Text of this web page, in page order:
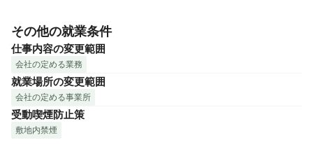
その他の就業条件
仕事内容の変更範囲
会社の定める業務
就業場所の変更範囲
会社の定める事業所
受動喫煙防止策
敷地内禁煙